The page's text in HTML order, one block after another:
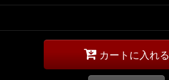
カートに入れる